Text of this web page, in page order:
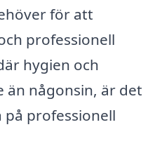
för att
professionell
hygien och
någonsin, är det
professionell